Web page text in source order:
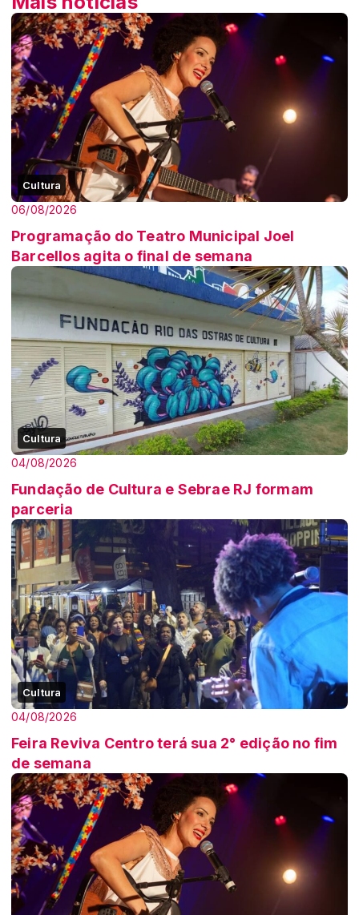
Cultura
06/08/2026
Programação do Teatro Municipal Joel
Barcellos agita o final de semana
Cultura
04/08/2026
Fundação de Cultura e Sebrae RJ formam
parceria
Cultura
04/08/2026
Feira Reviva Centro terá sua 2° edição no fim
de semana